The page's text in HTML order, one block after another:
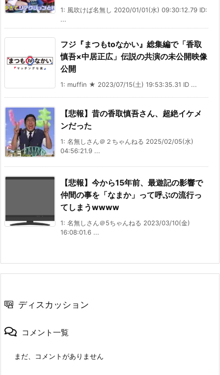
1: 風吹けば名無し 2020/01/01(水) 09:30:12.79 ID:
...
フジ『まつもtoなかい』総集編で「香取
慎吾×中居正広」伝説の共演の未公開映像
公開
1: muffin ★ 2023/07/15(土) 19:53:35.31 ID ...
【悲報】昔の香取慎吾さん、超絶イケメ
ンだった
1: 名無しさん＠２ちゃんねる 2025/02/05(水)
04:56:21.9 ...
【悲報】今から15年前、最遊記の影響で
仲間の事を「なまか」って呼ぶの流行っ
てしまうwwww
1: 名無しさん＠5ちゃんねる 2023/03/10(金)
16:08:01.6 ...
ディスカッション
コメント一覧
まだ、コメントがありません